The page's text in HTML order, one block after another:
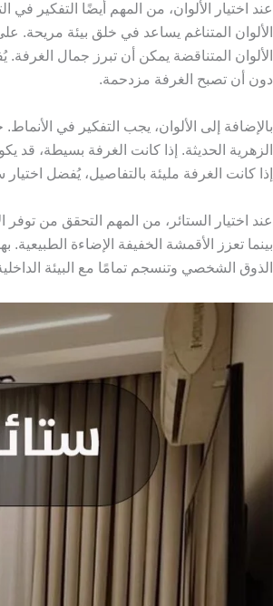
عند اختيار الألوان، من المهم أيضًا التفكير
الألوان المتناغم يساعد في خلق بيئة مريحة.
الألوان المتناقضة يمكن أن تبرز جمال
دون أن تصبح الغرفة مزدحمة.
بالإضافة إلى الألوان، يجب التفكير في
الزهرية الحديثة. إذا كانت الغرفة بسيطة، قد
إذا كانت الغرفة مليئة بالتفاصيل، يُفضل
عند اختيار الستائر، من المهم التحقق من
بينما تعزز الأقمشة الخفيفة الإضاءة
الذوق الشخصي وتنسجم تمامًا مع البيئة